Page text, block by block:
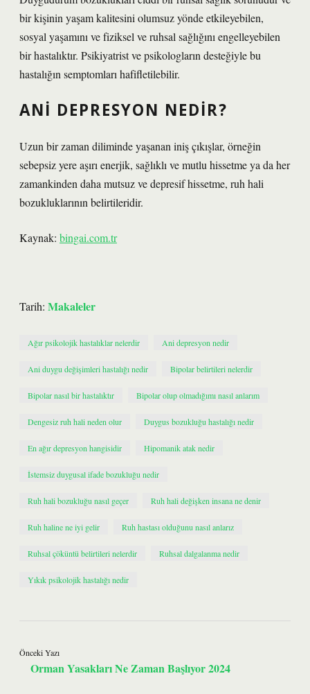
bir kişinin yaşam kalitesini olumsuz yönde etkileyebilen,
sosyal yaşamını ve fiziksel ve ruhsal sağlığını engelleyebilen
bir hastalıktır. Psikiyatrist ve psikologların desteğiyle bu
hastalığın semptomları hafifletilebilir.
ANI DEPRESYON NEDIR?
Uzun bir zaman diliminde yaşanan iniş çıkışlar, örneğin
sebepsiz yere aşırı enerjik, sağlıklı ve mutlu hissetme ya da her
zamankinden daha mutsuz ve depresif hissetme, ruh hali
bozukluklarının belirtileridir.
Kaynak: bingai.com.tr
Tarih: Makaleler
Ağır psikolojik hastalıklar nelerdir Ani depresyon nedir
Ani duygu değişimleri hastalığı nedir Bipolar belirtileri nelerdir
Bipolar nasıl bir hastalıktır Bipolar olup olmadığımı nasıl anlarım
Dengesiz ruh hali neden olur Duygus bozukluğu hastalığı nedir
En ağır depresyon hangisidir Hipomanik atak nedir
İstemsiz duygusal ifade bozukluğu nedir
Ruh hali bozukluğu nasıl geçer Ruh hali değişken insana ne denir
Ruh haline ne iyi gelir Ruh hastası olduğunu nasıl anlarız
Ruhsal çöküntü belirtileri nelerdir Ruhsal dalgalanma nedir
Yıkık psikolojik hastalığı nedir
Önceki Yazı
Orman Yasakları Ne Zaman Başlıyor 2024